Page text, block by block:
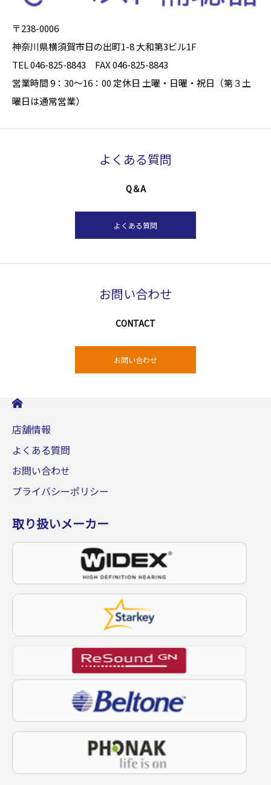
〒238-0006
神奈川県横須賀市日の出町1-8 大和第3ビル1F
TEL 046-825-8843 FAX 046-825-8843
営業時間 9：30～16：00 定休日 土曜・日曜・祝日（第３土
曜日は通常営業）
よくある質問
Q＆A
よくある質問
お問い合わせ
CONTACT
お問い合わせ
店舗情報
よくある質問
お問い合わせ
プライバシーポリシー
取り扱いメーカー